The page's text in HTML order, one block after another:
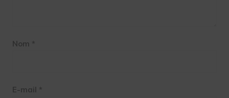
Nom *
E-mail *